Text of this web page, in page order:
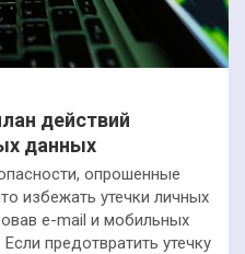
действий
данных
опрошенные
избежать утечки личных
e-mail и мобильных
предотвратить утечку